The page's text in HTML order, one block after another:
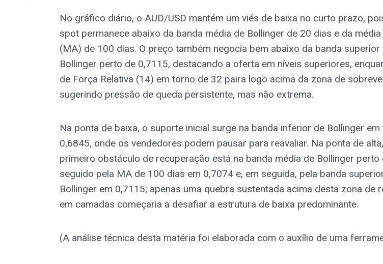
No gráfico diário, o AUD/USD mantém um viés de baixa no curto prazo,
spot permanece abaixo da banda média de Bollinger de 20 dias e da média
(MA) de 100 dias. O preço também negocia bem abaixo da banda superior
Bollinger perto de 0,7115, destacando a oferta em níveis superiores,
de Força Relativa (14) em torno de 32 paira logo acima da zona de
sugerindo pressão de queda persistente, mas não extrema.
Na ponta de baixa, o suporte inicial surge na banda inferior de Bollinger
0,6845, onde os vendedores podem pausar para reavaliar. Na ponta de
primeiro obstáculo de recuperação está na banda média de Bollinger perto
seguido pela MA de 100 dias em 0,7074 e, em seguida, pela banda
Bollinger em 0,7115; apenas uma quebra sustentada acima desta zona de
em camadas começaria a desafiar a estrutura de baixa predominante.
(A análise técnica desta matéria foi elaborada com o auxílio de uma